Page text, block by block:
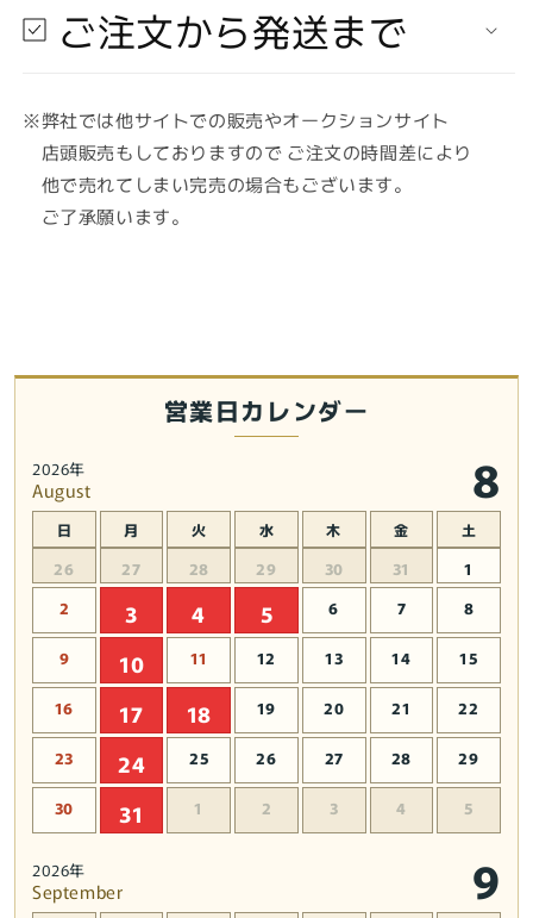
デ
ン
い
ち
ご
開
売
の
数
量
を
減
ら
す
デ
ン
い
ち
ご
開
封
量
を
や
ご注文から発送まで
※弊社では他サイトでの販売やオークションサイト
店頭販売もしておりますので ご注文の時間差により
他で売れてしまい完売の場合もございます。
ご了承願います。
営業日カレンダー
2026年
August 8
日 月 火 水 木 金 土
26 27 28 29 30 31
1
2
3 4 5 6 7 8
9 10 11 12 13 14 15
16 17 18 19 20 21 22
23 24 25 26 27 28 29
30 31 1 2 3 4 5
2026年
September 9